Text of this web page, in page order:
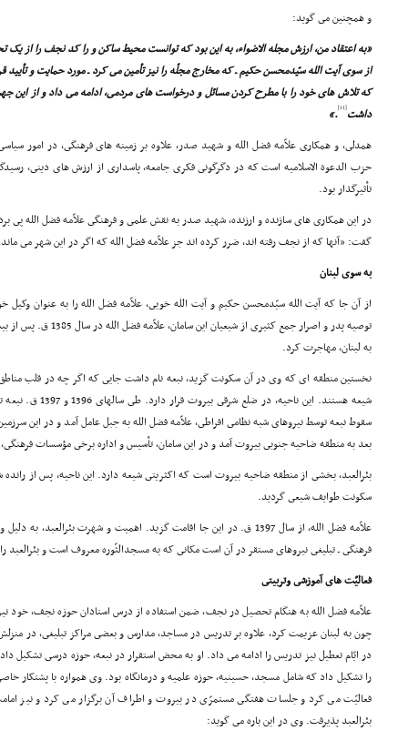
و همچنین مى گوید:
«به اعتقاد من، ارزش مجله الاضواء، به این بود که توانست محیط ساکن و را کد نجف را از یک
از سوى آیت الله سیّدمحسن حکیم ـ که مخارج مجلّه را نیز تأمین مى کرد ـ مورد حمایت و تأیید
که تلاش هاى خود را با مطرح کردن مسائل و درخواست هاى مردمى، ادامه مى داد و از این
داشت[11]
.»
همدلى، و همکارى علاّمه فضل الله و شهید صدر، علاوه بر زمینه هاى فرهنگى، در امور
حزب الدعوة الاسلامیه است که در دگرگونى فکرى جامعه، پاسدارى از ارزش هاى دینى،
تأثیرگذار بود.
در این همکارى هاى سازنده و ارزنده، شهید صدر به نقش علمى و فرهنگى علاّمه فضل الله پى
گفت: «آنها که از نجف رفته اند، ضرر کرده اند جز علاّمه فضل الله که اگر در این شهر مى
به سوى لبنان
از آن جا که آیت الله سیّدمحسن حکیم و آیت الله خویى، علاّمه فضل الله را به عنوان وکیل
توصیه پدر و اصرار جمع
به لبنان، مهاجرت کرد.
نخستین منطقه اى که وى در آن سکونت گزید، نبعه نام داشت جایى که اگر چه در قلب مناطق
شیعه هستند. این
سقوط نبعه توسط نیروهاى شبه نظامى افراطى، علاّمه فضل الله به جبل عامل آمد و در این
بعد به منطقه ضاحیه جنوبى بیروت آمد و در این سامان، تأسیس و اداره برخى مؤسسات فرهنگى،
بئرالعبد، بخشى از منطقه ضاحیه بیروت است که اکثریتى شیعه دارد. این ناحیه، پس از
سکونت طوایف شیعى گردید.
علاّمه فضل الله، از سال 1397 ق. در این جا اقامت گزید. اهمیت و شهرت
فرهنگى ـ تبلیغى نیروهاى مستقر در آن است مکانى که به مسجدالثّوره معروف است و بئرالعبد
فعالیّت هاى آموزشى وتربیتى
علاّمه فضل الله به هنگام تحصیل در نجف، ضمن استفاده از درس استادان حوزه نجف، خود
چون به لبنان عزیمت کرد، علاوه بر تدریس در مساجد، مدارس و بعضى مراکز تبلیغى، در
در ایّام تعطیل نیز تدریس را ادامه مى داد. او به محض استقرار در نبعه، حوزه درسى تشکیل
را تشکیل داد که شامل مسجد، حسینیه، حوزه علمیه و درمانگاه بود. وى همواره با
فعالیّت مى کرد و جلسات هفتگى مستمرّى در بیروت و اطراف آن برگزار مى کرد و نیز
بئرالعبد پذیرفت. وى در این باره مى گوید: